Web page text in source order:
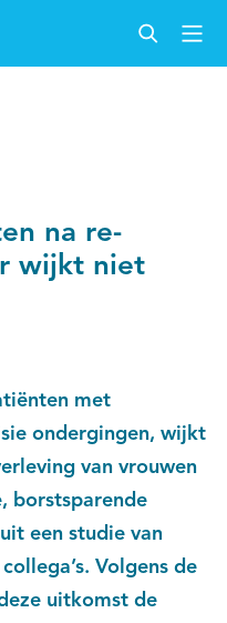
na re-
wijkt niet
met
ondergingen, wijkt
van vrouwen
borstsparende
een studie van
Volgens de
uitkomst de